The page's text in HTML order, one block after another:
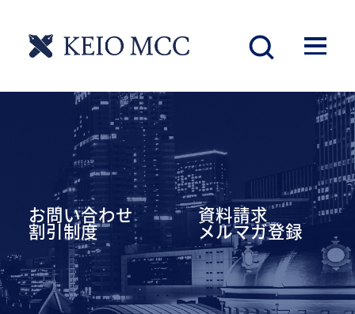
お問い合わせ 資料請求
割引制度 メルマガ登録